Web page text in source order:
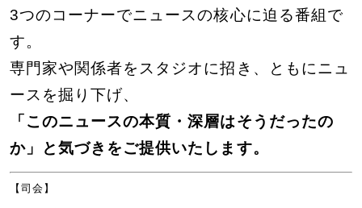
3つのコーナーでニュースの核心に迫る番組で
す。
専門家や関係者をスタジオに招き、ともにニュ
ースを掘り下げ、
「このニュースの本質・深層はそうだったの
か」と気づきをご提供いたします。
【司会】